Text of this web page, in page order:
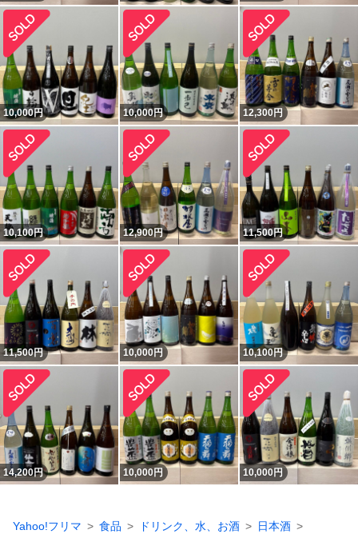
10,000円 10,000円 12,300円
10,100円 12,900円 11,500円
11,500円 10,000円 10,100円
14,200円 10,000円 10,000円
Yahoo!フリマ 食品 ドリンク、水、お酒
日本酒